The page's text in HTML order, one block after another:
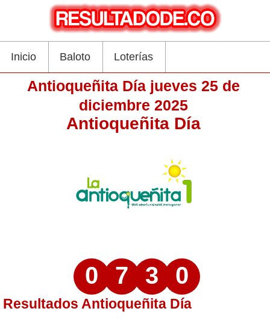
Inicio Baloto Loterías
Antioqueñita Día jueves 25 de
diciembre 2025
Antioqueñita Día
0 7 3 0
Resultados Antioqueñita Día